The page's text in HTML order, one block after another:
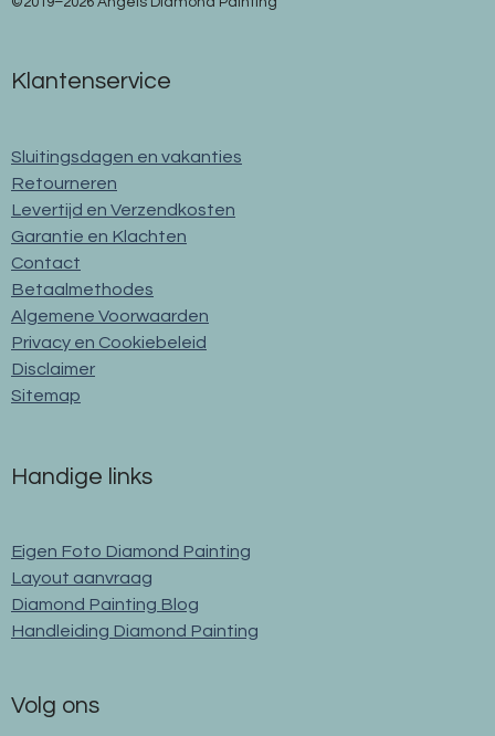
Klantenservice
Sluitingsdagen en vakanties
Retourneren
Levertijd en Verzendkosten
Garantie en Klachten
Contact
Betaalmethodes
Algemene Voorwaarden
Privacy en Cookiebeleid
Disclaimer
Sitemap
Handige links
Eigen Foto Diamond Painting
Layout aanvraag
Diamond Painting Blog
Handleiding Diamond Painting
Volg ons